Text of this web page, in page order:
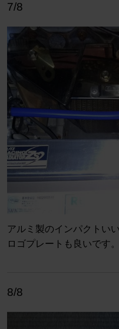
7/8
アルミ製のインパクトい
ロゴプレートも良いです。
8/8